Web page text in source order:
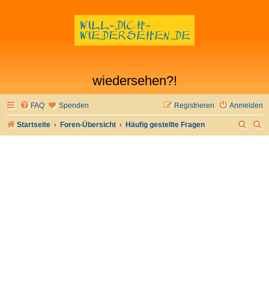
wiedersehen?!
FAQ Spenden Anmelden
Registrieren
Startseite Foren-Übersicht Häufig gestellte Fragen